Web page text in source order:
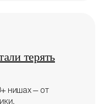
терять
нишах — от